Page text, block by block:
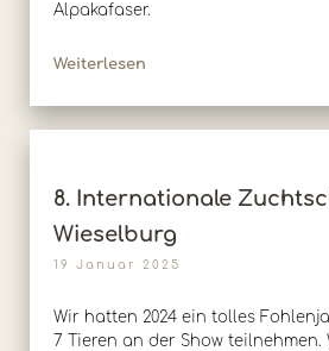
Alpakafaser.
Weiterlesen
8. Internationale
Wieselburg
19 Januar 2025
Wir hatten 2024 ein tolles
7 Tieren an der Show